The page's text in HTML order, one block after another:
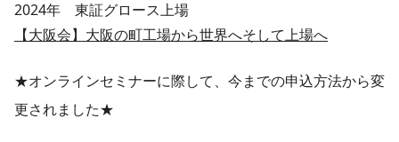
2024年 東証グロース上場
【大阪会】大阪の町工場から世界へそして上場へ
★オンラインセミナーに際して、今までの申込方法から変
更されました★